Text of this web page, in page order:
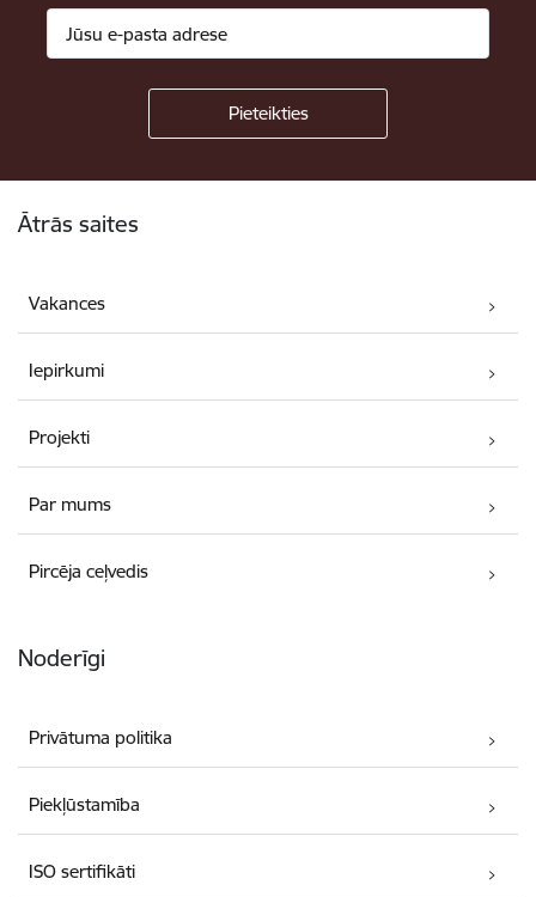
Ātrās saites
Vakances
Iepirkumi
Projekti
Par mums
Pircēja ceļvedis
Noderīgi
Privātuma politika
Piekļūstamība
ISO sertifikāti